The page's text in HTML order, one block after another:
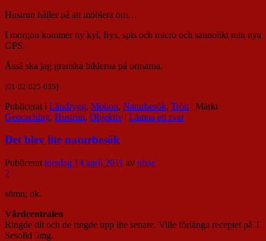
Hustrun håller på att möblera om…
I morgon kommer ny kyl, frys, spis och micro och sannolikt min nya
GPS.
Åsså ska jag granska bilderna på ormarna.
[01-02-025-035]
Publicerat i Ländrygg, Motion, Naturbesök, Trött | Märkt
Geocaching, Hustrun, Objektiv | Lämna ett svar
Det blev lite naturbesök
Publicerat torsdag 14 april 2011 av nisse
2
sömn; ok.
Vårdcentralen
Ringde dit och de ringde upp lite senare. Ville förlänga receptet på T
Sesolid 5mg.